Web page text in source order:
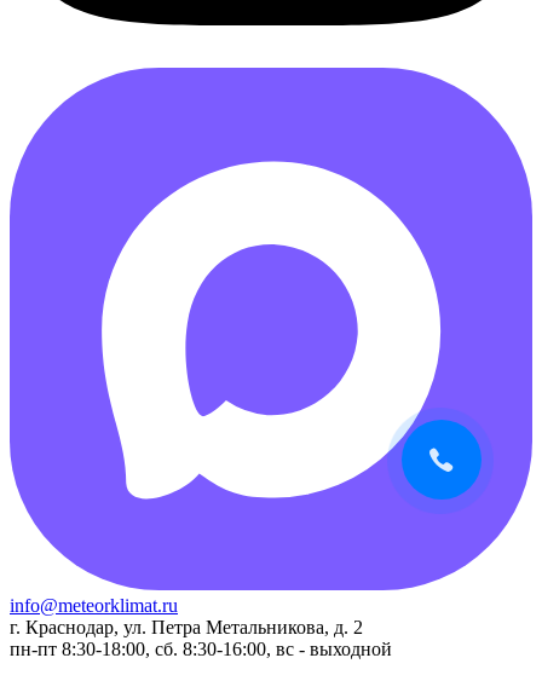
info@meteorklimat.ru
г. Краснодар, ул. Петра Метальникова, д. 2
пн-пт 8:30-18:00, сб. 8:30-16:00, вс - выходной